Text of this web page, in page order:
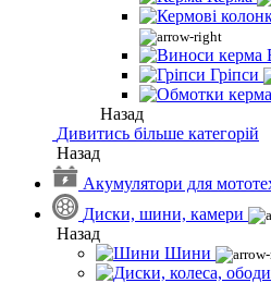
Гріпси
Назад
Дивитись більше категорій
Назад
Акумулятори для
Диски, шини, камери
Назад
Шини